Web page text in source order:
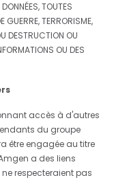
TOUTES
GUERRE, TERRORISME,
DESTRUCTION OU
OU DES
accès à d'autres
du groupe
être engagée au titre
a des liens
respecteraient pas